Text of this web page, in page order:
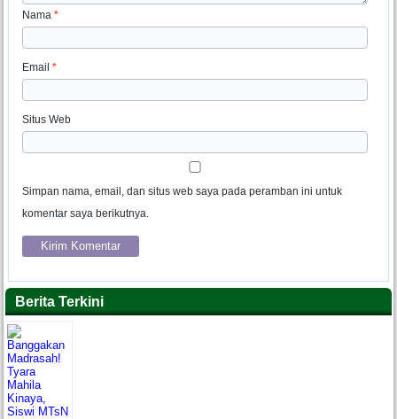
Nama*
Email*
Situs Web
Simpan nama, email, dan situs web saya pada peramban ini untuk
komentar saya berikutnya.
Berita Terkini